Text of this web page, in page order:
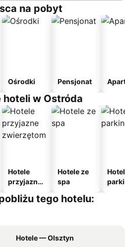
na pobyt
Ośrodki Pensjonat
w Ostróda
Hotele
przyjazne
m
Hotele ze
spa
tego hotelu:
Hotele — Olsztyn